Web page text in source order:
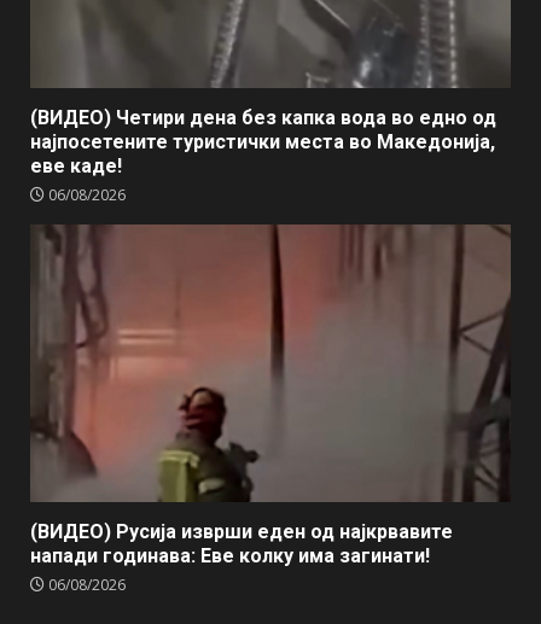
(ВИДЕО) Четири дена без капка вода во едно од
најпосетените туристички места во Македонија,
еве каде!
06/08/2026
(ВИДЕО) Русија изврши еден од најкрвавите
напади годинава: Еве колку има загинати!
06/08/2026